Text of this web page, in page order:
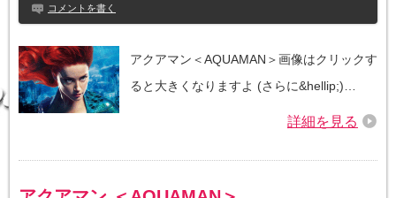
コメントを書く
アクアマン＜AQUAMAN＞画像はクリックす
ると大きくなりますよ (さらに&hellip;)…
詳細を見る